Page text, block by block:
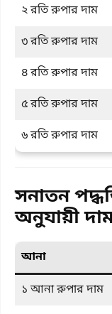
২ রতি রুপার দাম
৩ রতি রুপার দাম
৪ রতি রুপার দাম
৫ রতি রুপার দাম
৬ রতি রুপার দাম
সনাতন
অনুযায়ী
আনা
১ আনা রুপার দাম